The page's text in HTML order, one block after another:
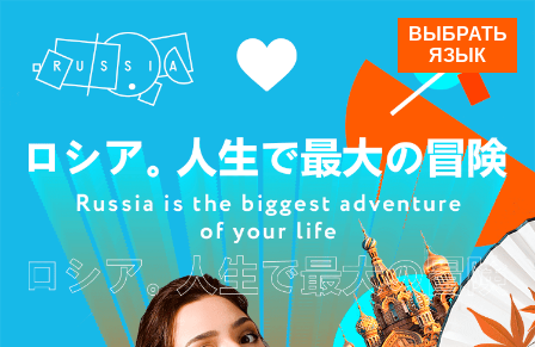
ВЫБРАТЬ
ЯЗЫК